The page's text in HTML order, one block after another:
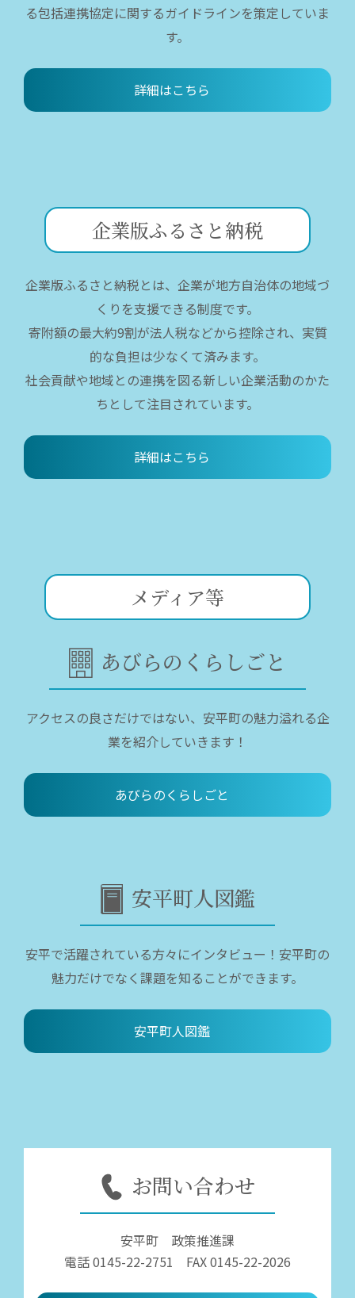
る包括連携協定に関するガイドラインを策定していま
す。
詳細はこちら
企業版ふるさと納税
企業版ふるさと納税とは、企業が地方自治体の地域づ
くりを支援できる制度です。
寄附額の最大約9割が法人税などから控除され、実質
的な負担は少なくて済みます。
社会貢献や地域との連携を図る新しい企業活動のかた
ちとして注目されています。
詳細はこちら
メディア等
あびらのくらしごと
アクセスの良さだけではない、安平町の魅力溢れる企
業を紹介していきます！
あびらのくらしごと
安平町人図鑑
安平で活躍されている方々にインタビュー！安平町の
魅力だけでなく課題を知ることができます。
安平町人図鑑
お問い合わせ
安平町 政策推進課
電話 0145-22-2751 FAX 0145-22-2026